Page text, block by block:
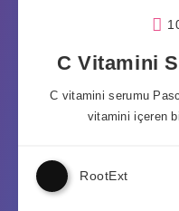
C Vitamini
C vitamini serumu
vitamini içeren
RootExt